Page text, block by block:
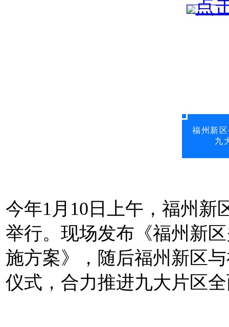
福州新
九
今年1月10日上午，福州新
举行。现场发布《福州新
施方案》，随后福州新区
仪式，合力推进九大片区